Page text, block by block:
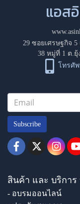
แอส
29 ซอยเศรษฐกิจ
38 หมู่ที่ 1 ต.
โทรศั
Subscribe
สินค้า และ บริการ
- อบรมออนไลน์